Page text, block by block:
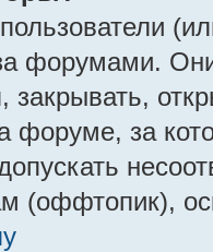
форумами.
закрывать,
форуме, за
(оффтопик),